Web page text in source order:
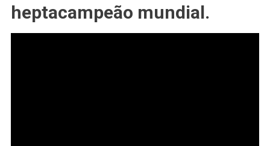
#F1
heptacampeão mundial.